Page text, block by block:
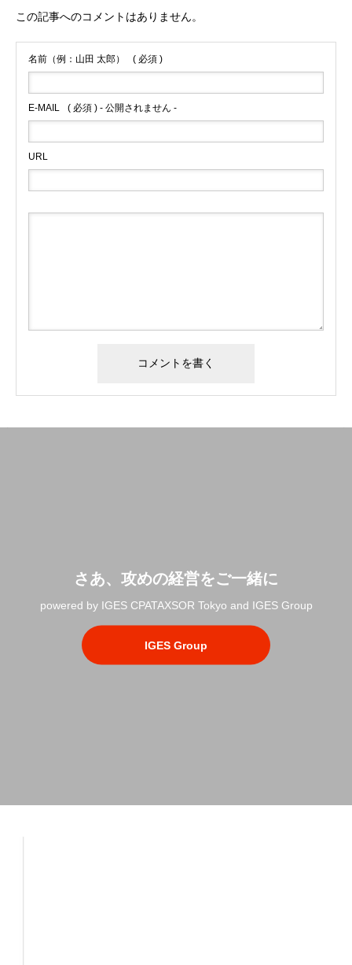
この記事へのコメントはありません。
名前（例：山田 太郎） ( 必須 )
E-MAIL ( 必須 ) - 公開されません -
URL
さあ、攻めの経営をご一緒に
powered by IGES CPATAXSOR Tokyo and IGES Group
IGES Group